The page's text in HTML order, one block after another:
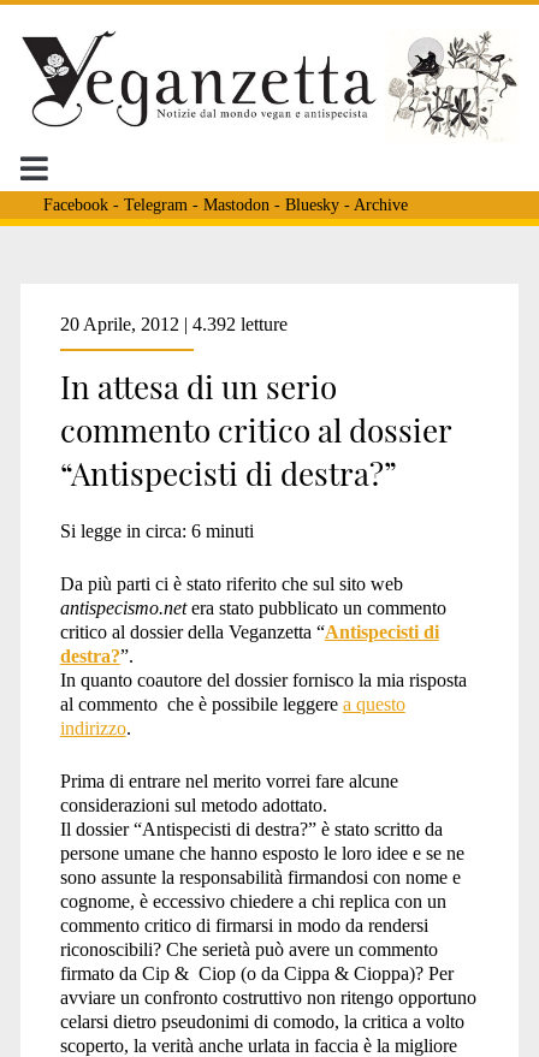
Facebook- Telegram - Mastodon - Bluesky- Archive
Veganzetta
Posts
20 Aprile, 2012 | 4.392 letture
In attesa di un serio
commento critico al dossier
“Antispecisti di destra?”
Si legge in circa: 6 minuti
Da più parti ci è stato riferito che sul sito web
antispecismo.netera stato pubblicato un commento
critico al dossier della Veganzetta “Antispecisti di
destra?”.
In quanto coautore del dossier fornisco la mia risposta
al commento che è possibile leggere a questo
indirizzo.
Prima di entrare nel merito vorrei fare alcune
considerazioni sul metodo adottato.
Il dossier “Antispecisti di destra?” è stato scritto da
persone umane che hanno esposto le loro idee e se ne
sono assunte la responsabilità firmandosi con nome e
cognome, è eccessivo chiedere a chi replica con un
commento critico di firmarsi in modo da rendersi
riconoscibili? Che serietà può avere un commento
firmato da Cip & Ciop (o da Cippa & Cioppa)? Per
avviare un confronto costruttivo non ritengo opportuno
celarsi dietro pseudonimi di comodo, la critica a volto
scoperto, la verità anche urlata in faccia è la migliore